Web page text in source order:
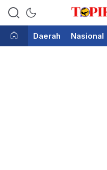
Bicara
Daerah
Nasional